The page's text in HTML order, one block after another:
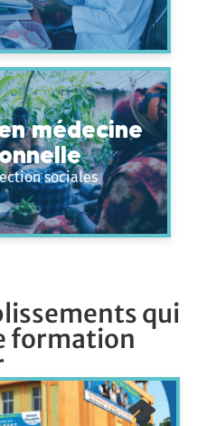
médecine
sociales
qui
formation